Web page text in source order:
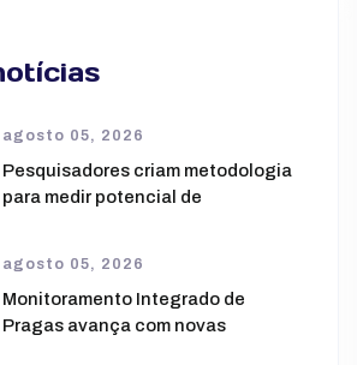
agosto 05, 2026
Pesquisadores criam metodologia
para medir potencial de
agosto 05, 2026
Monitoramento Integrado de
Pragas avança com novas